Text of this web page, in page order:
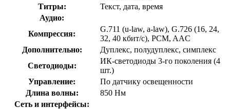
Титры:
Текст, дата, время
Аудио:
Компрессия:
G.711 (u-law, a-law), G.726 (16, 24,
32, 40 кбит/с), PCM, AAC
Дополнительно:
Дуплекс, полудуплекс, симплекс
Светодиоды:
ИК-светодиоды 3-го поколения (4
шт.)
Управление:
По датчику освещенности
Длина волны:
850 Нм
Сеть и интерфейсы: